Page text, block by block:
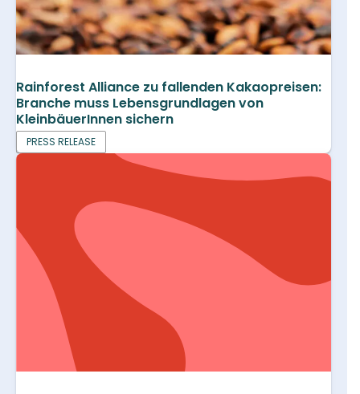
Rainforest Alliance zu fallenden Kakaopreisen:
Branche muss Lebensgrundlagen von
KleinbäuerInnen sichern
PRESS RELEASE